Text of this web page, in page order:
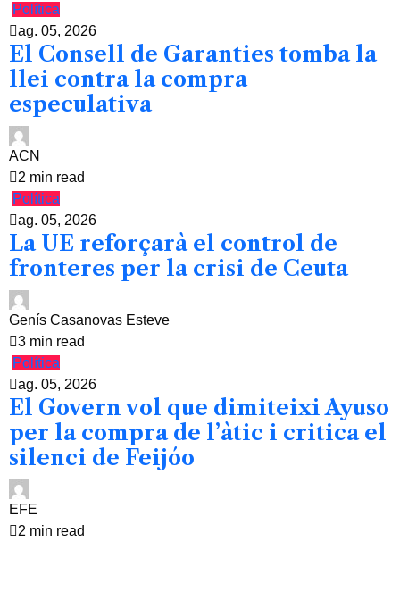
Política
ag. 05, 2026
El Consell de Garanties tomba la
llei contra la compra
especulativa
ACN
2 min read
Política
ag. 05, 2026
La UE reforçarà el control de
fronteres per la crisi de Ceuta
Genís Casanovas Esteve
3 min read
Política
ag. 05, 2026
El Govern vol que dimiteixi Ayuso
per la compra de l’àtic i critica el
silenci de Feijóo
EFE
2 min read